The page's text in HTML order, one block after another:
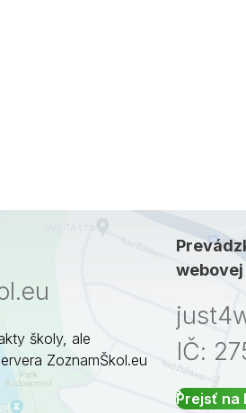
školy, ale
ZoznamŠkol.eu
IČ:
Prejsť na